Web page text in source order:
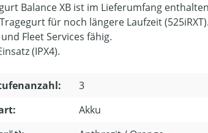
Balance XB ist im Lieferumfang
für noch längere Laufzeit
Fleet Services fähig.
(IPX4).
3
Akku